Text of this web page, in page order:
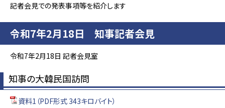
記者会見での発表事項等を紹介します
令和7年2月18日 知事記者会見
令和7年2月18日 記者会見室
知事の大韓民国訪問
資料1（PDF形式 343キロバイト）